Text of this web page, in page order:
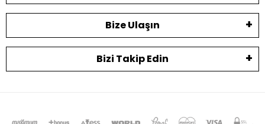
Bize Ulaşın
Bizi Takip Edin